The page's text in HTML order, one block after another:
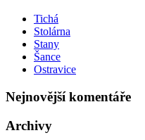
Tichá
Stolárna
Stany
Šance
Ostravice
Nejnovější komentáře
Archivy